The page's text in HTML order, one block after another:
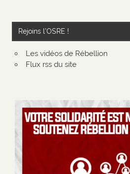
Rejoins l’OSRE !
Les vidéos de Rébellion
Flux rss du site